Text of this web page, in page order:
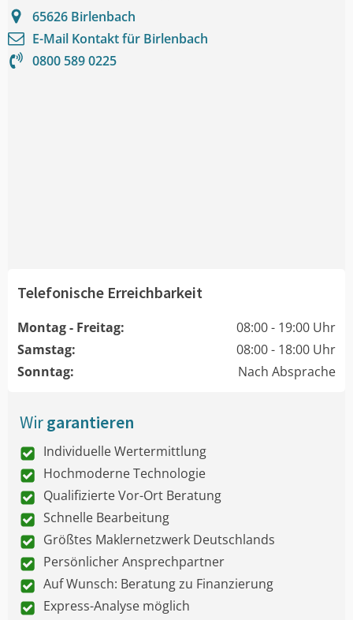
65626 Birlenbach
E-Mail Kontakt für Birlenbach
0800 589 0225
Telefonische Erreichbarkeit
Montag - Freitag:
08:00 - 19:00 Uhr
Samstag:
08:00 - 18:00 Uhr
Sonntag:
Nach Absprache
Wirgarantieren
Individuelle Wertermittlung
Hochmoderne Technologie
Qualifizierte Vor-Ort Beratung
Schnelle Bearbeitung
Größtes Maklernetzwerk Deutschlands
Persönlicher Ansprechpartner
Auf Wunsch: Beratung zu Finanzierung
Express-Analyse möglich